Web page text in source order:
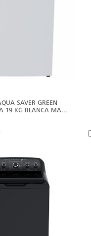
SAVER GREEN
19 KG BLANCA MABE